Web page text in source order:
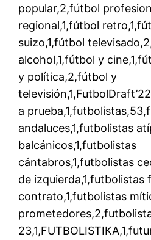
popular,2,fútbol
regional,1,fútbol
suizo,1,fútbol
alcohol,1,fútbol y
y política,2,fútbol y
a
andaluces,1,futbolistas
balcánicos,1,futbolistas
cántabros,1,futbolistas
de izquierda,1,futbolistas
contrato,1,futbolistas